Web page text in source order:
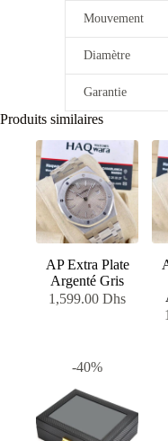
Mouvement
Diamètre
Garantie
Produits similaires
AP Extra Plate
Argenté Gris
1,599.00Dhs
-40%